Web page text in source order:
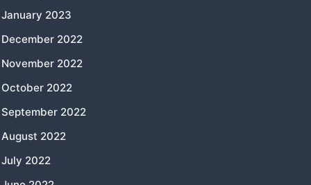
January 2023
December 2022
November 2022
October 2022
September 2022
August 2022
July 2022